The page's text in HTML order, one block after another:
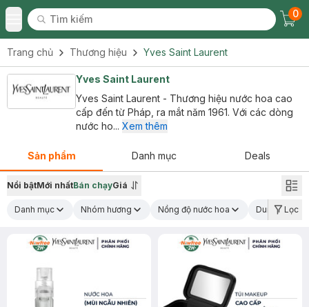
Toggle Menu
Tìm kiếm
Tìm kiếm
0
Trang chủ Thương hiệu Yves Saint Laurent
Yves Saint Laurent
Yves Saint Laurent - Thương hiệu nước hoa cao
cấp đến từ Pháp, ra mắt năm 1961. Với các dòng
nước ho... Xem thêm
Sản phẩm Danh mục Deals
Nổi bậtMới nhấtBán chạyGiá
Danh mục Nhóm hương Nồng độ nước hoa Dung tích
Lọc